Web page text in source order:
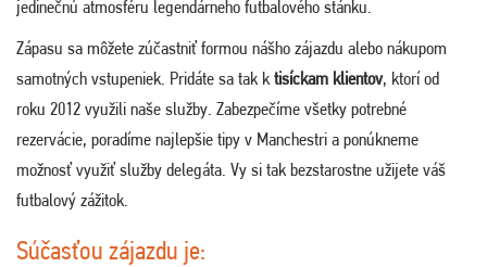
jedinečnú atmosféru legendárneho futbalového stánku.
Zápasu sa môžete zúčastniť formou nášho zájazdu alebo nákupom
samotných vstupeniek. Pridáte sa tak ktisíckam klientov, ktorí od
roku 2012 využili naše služby. Zabezpečíme všetky potrebné
rezervácie, poradíme najlepšie tipy v Manchestri a ponúkneme
možnosť využiť služby delegáta. Vy si tak bezstarostne užijete váš
futbalový zážitok.
Súčasťou zájazdu je: